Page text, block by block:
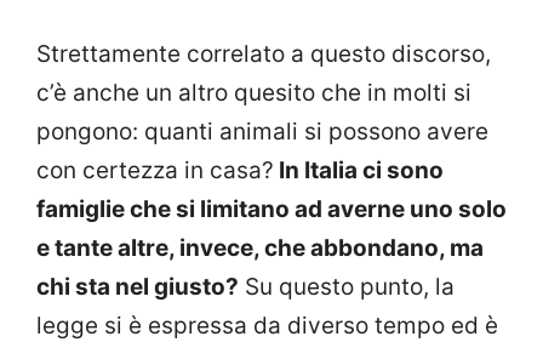
Strettamente correlato a questo discorso,
c’è anche un altro quesito che in molti si
pongono: quanti animali si possono avere
con certezza in casa? In Italia ci sono
famiglie che si limitano ad averne uno solo
e tante altre, invece, che abbondano, ma
chi sta nel giusto? Su questo punto, la
legge si è espressa da diverso tempo ed è